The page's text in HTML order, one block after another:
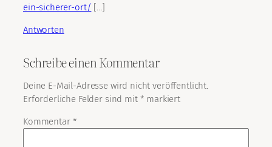
ein-sicherer-ort/ […]
Antworten
Schreibe einen Kommentar
Deine E-Mail-Adresse wird nicht veröffentlicht.
Erforderliche Felder sind mit * markiert
Kommentar *